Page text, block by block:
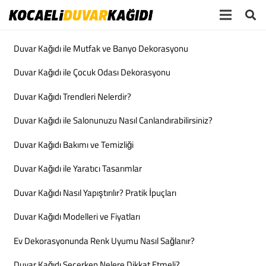
Duvar Kağıdı ile Mutfak ve Banyo Dekorasyonu
Duvar Kağıdı ile Çocuk Odası Dekorasyonu
Duvar Kağıdı Trendleri Nelerdir?
Duvar Kağıdı ile Salonunuzu Nasıl Canlandırabilirsiniz?
Duvar Kağıdı Bakımı ve Temizliği
Duvar Kağıdı ile Yaratıcı Tasarımlar
Duvar Kağıdı Nasıl Yapıştırılır? Pratik İpuçları
Duvar Kağıdı Modelleri ve Fiyatları
Ev Dekorasyonunda Renk Uyumu Nasıl Sağlanır?